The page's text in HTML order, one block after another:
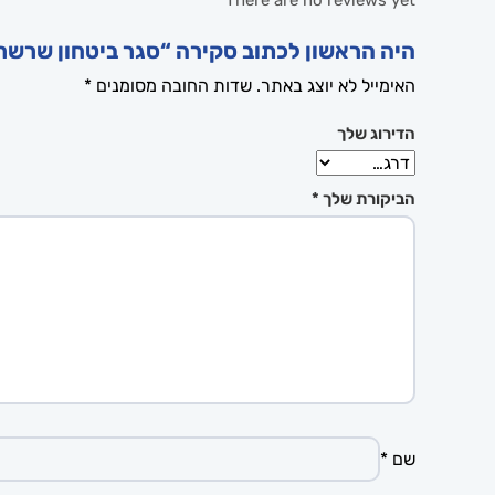
היה הראשון לכתוב סקירה “סגר ביטחון
האימייל לא יוצג באתר. שדות החובה מסומנים *
הדירוג שלך
הביקורת שלך *
שם *